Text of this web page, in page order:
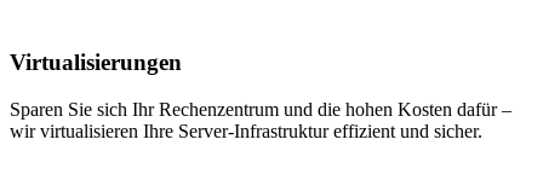
Virtualisierungen
Sparen Sie sich Ihr Rechenzentrum und die hohen Kosten dafür –
wir virtualisieren Ihre Server-Infrastruktur effizient und sicher.